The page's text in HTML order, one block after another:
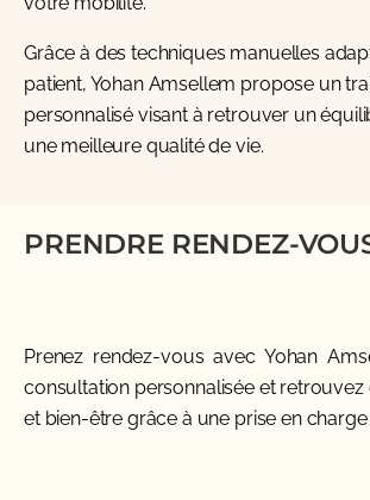
Grâce à des techniques manuelles
patient, Yohan Amsellem propose un
personnalisé visant à retrouver un
une meilleure qualité de vie.
PRENDRE RENDEZ-
Prenez rendez-vous avec Yohan
consultation personnalisée et
et bien-être grâce à une prise en